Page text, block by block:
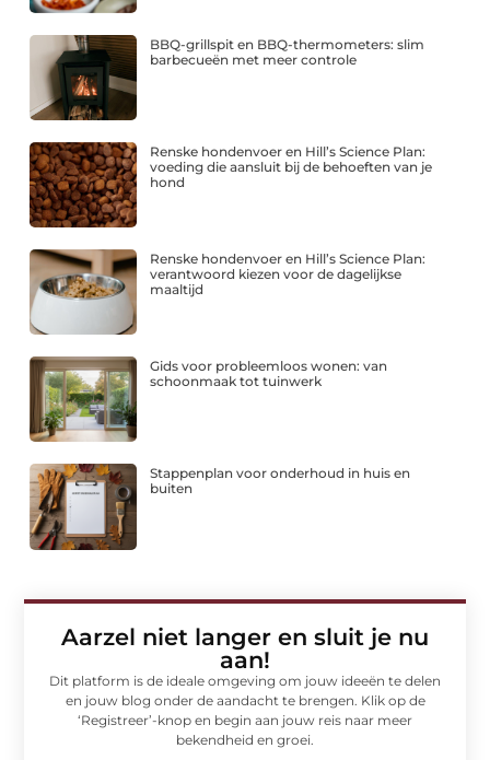
BBQ-grillspit en BBQ-thermometers: slim
barbecueën met meer controle
Renske hondenvoer en Hill’s Science Plan:
voeding die aansluit bij de behoeften van je
hond
Renske hondenvoer en Hill’s Science Plan:
verantwoord kiezen voor de dagelijkse
maaltijd
Gids voor probleemloos wonen: van
schoonmaak tot tuinwerk
Stappenplan voor onderhoud in huis en
buiten
Aarzel niet langer en sluit je nu
aan!
Dit platform is de ideale omgeving om jouw ideeën te delen
en jouw blog onder de aandacht te brengen. Klik op de
‘Registreer’-knop en begin aan jouw reis naar meer
bekendheid en groei.